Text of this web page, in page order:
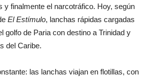
y finalmente el narcotráfico. Hoy, según
El Estímulo, lanchas rápidas cargadas
golfo de Paria con destino a Trinidad y
del Caribe.
las lanchas viajan en flotillas, con